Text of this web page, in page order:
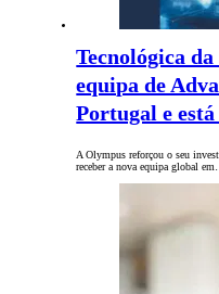
Tecnológica
equipa de
Portugal e
A Olympus reforçou o seu
receber a nova equipa global